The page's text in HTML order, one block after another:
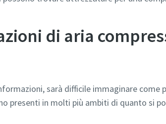
di aria
sarà difficile immaginare
presenti in molti più ambiti di quanto si